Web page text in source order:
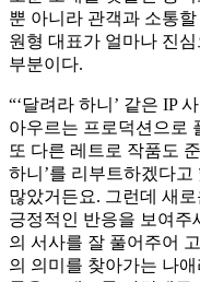
뿐 아니라 관객과 소통
원형 대표가 얼마나 진
부분이다.
“‘달려라 하니’ 같은 IP
아우르는 프로덕션으로
또 다른 레트로 작품도
하니’를 리부트하겠다고
많았거든요. 그런데 새
긍정적인 반응을 보여주
의 서사를 잘 풀어주어
의 의미를 찾아가는 나